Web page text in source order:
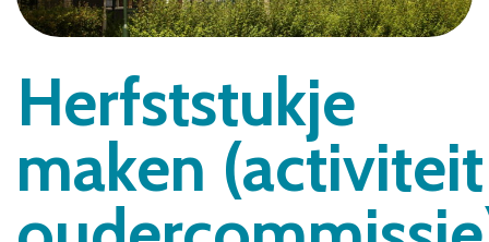
Herfststukje
maken (activiteit